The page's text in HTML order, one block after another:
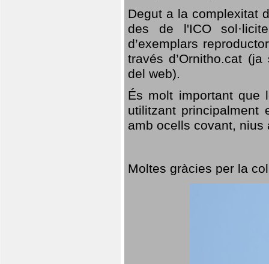
Degut a la complexitat
des de l'ICO
d’exemplars
través d’Ornitho.cat
del web).
És molt important que
utilitzant
amb ocells covant,
Moltes gràcies per la